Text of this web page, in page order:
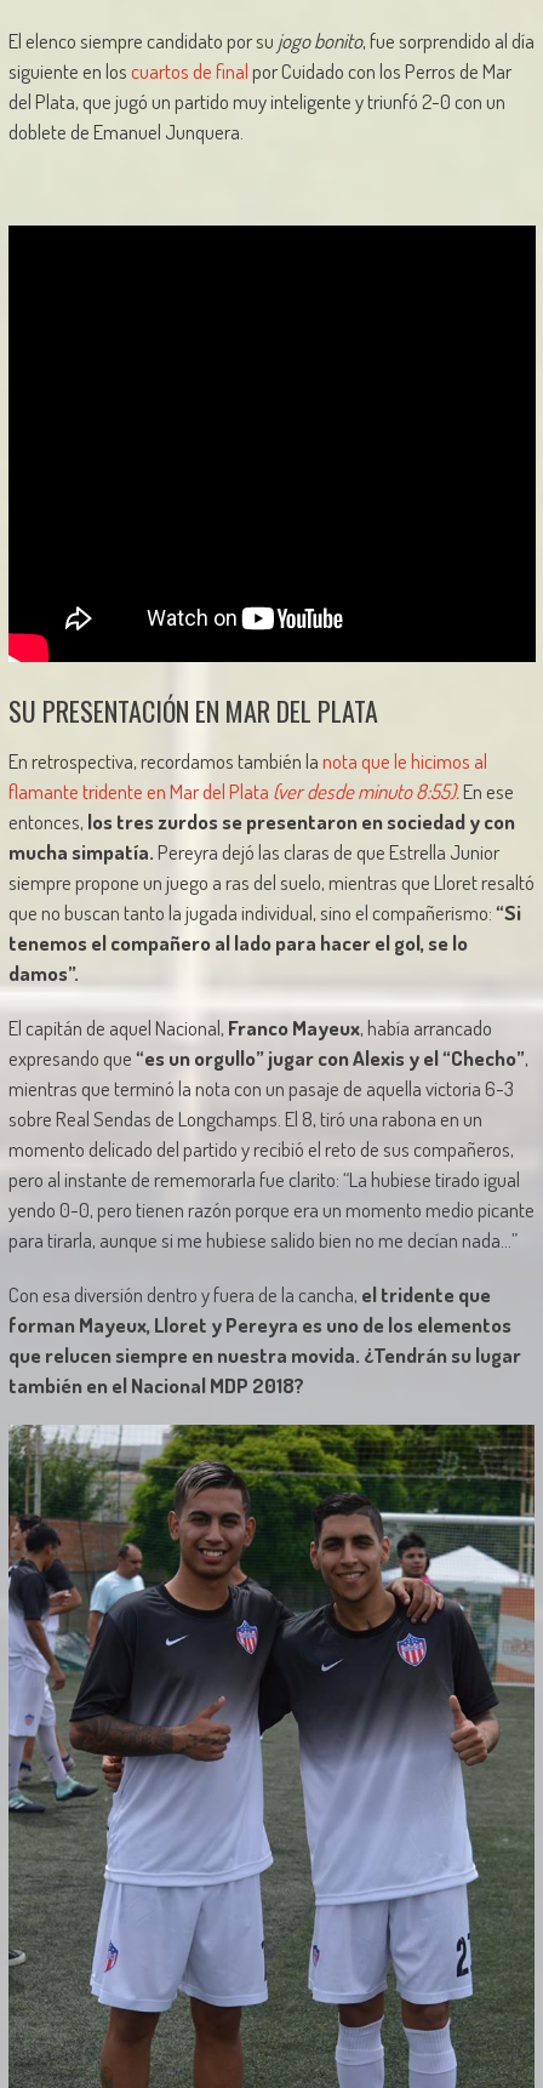
El elenco siempre candidato por su jogo bonito, fue sorprendido al día
siguiente en loscuartos de finalpor Cuidado con los Perros de Mar
del Plata, que jugó un partido muy inteligente y triunfó 2-0 con un
doblete de Emanuel Junquera.
SU PRESENTACIÓN EN MAR DEL PLATA
En retrospectiva, recordamos también lanota que le hicimos al
flamante tridente en Mar del Plata (ver desde minuto 8:55).En ese
entonces, los tres zurdos se presentaron en sociedad y con
mucha simpatía.Pereyra dejó las claras de que Estrella Junior
siempre propone un juego a ras del suelo, mientras que Lloret resaltó
que no buscan tanto la jugada individual, sino el compañerismo:“Si
tenemos el compañero al lado para hacer el gol, se lo
damos”.
El capitán de aquel Nacional, Franco Mayeux, había arrancado
expresando que“es un orgullo” jugar con Alexis y el “Checho”,
mientras que terminó la nota con un pasaje de aquella victoria 6-3
sobre Real Sendas de Longchamps. El 8, tiró una rabona en un
momento delicado del partido y recibió el reto de sus compañeros,
pero al instante de rememorarla fue clarito: “La hubiese tirado igual
yendo 0-0, pero tienen razón porque era un momento medio picante
para tirarla, aunque si me hubiese salido bien no me decían nada…”
Con esa diversión dentro y fuera de la cancha, el tridente que
forman Mayeux, Lloret y Pereyra es uno de los elementos
que relucen siempre en nuestra movida. ¿Tendrán su lugar
también en el Nacional MDP 2018?